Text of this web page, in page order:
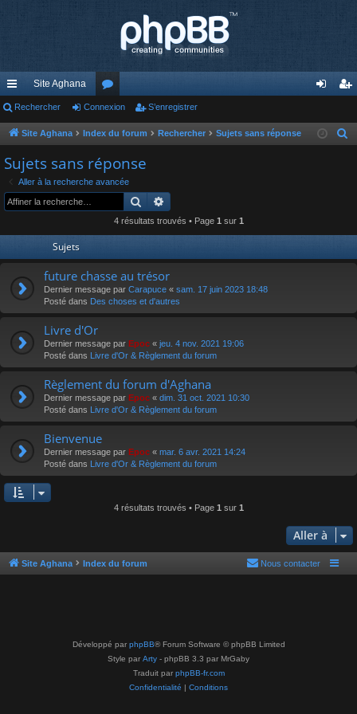
cc
ès
ra
pi
de
Site Aghana
or
u
s
ne nr
Rechercher Connexion S’enregistrer
Site Aghana Index du forum Rechercher Sujets sans réponse
c
Sujets sans réponse
Aller à la recherche avancée
Rechercher
4 résultats trouvés • Page 1 sur 1
Sujets
future chasse au trésor
Dernier message par Carapuce « sam. 17 juin 2023 18:48
Posté dans Des choses et d'autres
Livre d'Or
Dernier message par Epoc « jeu. 4 nov. 2021 19:06
Posté dans Livre d'Or & Règlement du forum
Règlement du forum d'Aghana
Dernier message par Epoc « dim. 31 oct. 2021 10:30
Posté dans Livre d'Or & Règlement du forum
Bienvenue
Dernier message par Epoc « mar. 6 avr. 2021 14:24
Posté dans Livre d'Or & Règlement du forum
4 résultats trouvés • Page 1 sur 1
Aller à
Site Aghana Index du forum Nous contacter
Développé par phpBB® Forum Software © phpBB Limited
Style par Arty - phpBB 3.3 par MrGaby
Traduit par phpBB-fr.com
Confidentialité | Conditions